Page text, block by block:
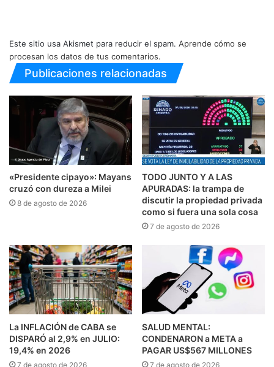
Este sitio usa Akismet para reducir el spam. Aprende cómo se
procesan los datos de tus comentarios.
Publicaciones relacionadas
«Presidente cipayo»: Mayans
cruzó con dureza a Milei
8 de agosto de 2026
TODO JUNTO Y A LAS
APURADAS: la trampa de
discutir la propiedad privada
como si fuera una sola cosa
7 de agosto de 2026
La INFLACIÓN de CABA se
DISPARÓ al 2,9% en JULIO:
19,4% en 2026
7 de agosto de 2026
SALUD MENTAL:
CONDENARON a META a
PAGAR US$567 MILLONES
7 de agosto de 2026